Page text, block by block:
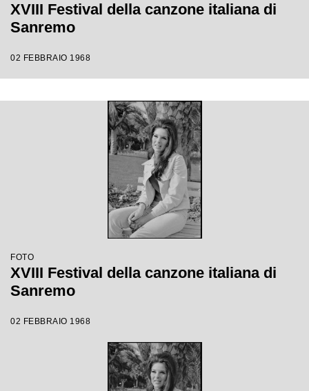
XVIII Festival della canzone italiana di
Sanremo
02 FEBBRAIO 1968
FOTO
XVIII Festival della canzone italiana di
Sanremo
02 FEBBRAIO 1968